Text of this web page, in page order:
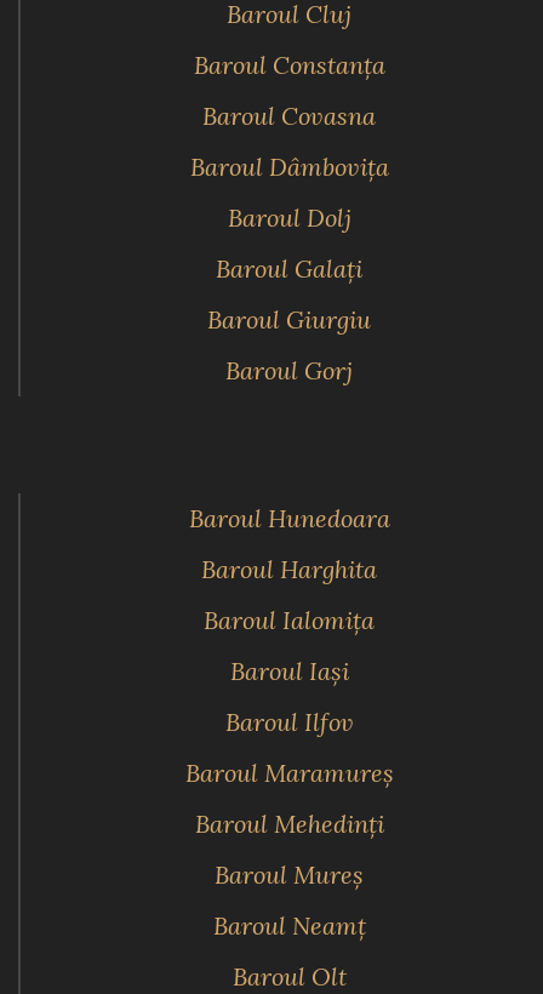
Baroul Cluj
Baroul Constanţa
Baroul Covasna
Baroul Dâmboviţa
Baroul Dolj
Baroul Galaţi
Baroul Giurgiu
Baroul Gorj
Baroul Hunedoara
Baroul Harghita
Baroul Ialomiţa
Baroul Iaşi
Baroul Ilfov
Baroul Maramureş
Baroul Mehedinţi
Baroul Mureş
Baroul Neamţ
Baroul Olt